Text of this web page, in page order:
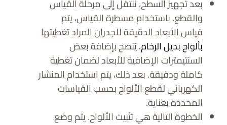
بعد تجهيز السطح، ننتقل إلى مرحلة القياس
والقطع. باستخدام مسطرة القياس، يتم
قياس الأبعاد الدقيقة للجدران المراد تغطيتها
بألواح بديل الرخام.يُنصح بإضافة بعض
السنتيمترات الإضافية للأبعاد لضمان تغطية
كاملة ودقيقة. بعد ذلك، يتم استخدام المنشار
الكهربائي لقطع الألواح بحسب القياسات
المحددة بعناية.
الخطوة التالية هي تثبيت الألواح. يتم وضع